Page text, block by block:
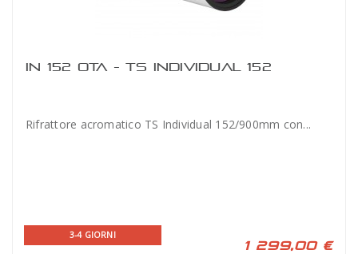
IN 152 OTA - TS INDIVIDUAL 152
Rifrattore acromatico TS Individual 152/900mm con...
3-4 GIORNI
1 299,00 €